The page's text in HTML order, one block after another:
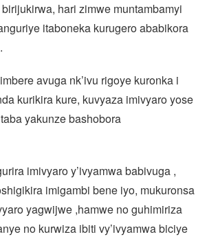
hari zimwe muntambamyi
itaboneka kurugero ababikora
avuga nk’ivu rigoye kuronka i
kurikira kure, kuvyaza imivyaro yose
yakunze bashobora
imivyaro y’ivyamwa babivuga ,
imigambi bene iyo, mukuronsa
yagwijwe ,hamwe no guhimiriza
no kurwiza ibiti vy’ivyamwa biciye